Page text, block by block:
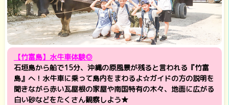
【竹富島】水牛車体験◎
石垣島から船で15分、沖縄の原風景が残ると言われる『竹富
島』へ！水牛車に乗って島内をまわるよ☆ガイドの方の説明を
聞きながら赤い瓦屋根の家屋や南国特有の木々、地面に広がる
白い砂などをたくさん観察しよう★